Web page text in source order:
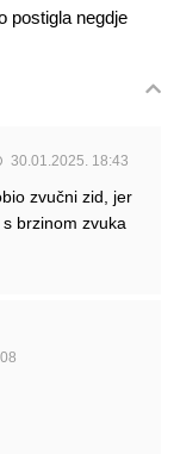
postigla negdje
30.01.2025. 18:43
zvučni zid, jer
brzinom zvuka